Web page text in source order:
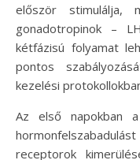
először stimulálja,
gonadotropinok –
kétfázisú folyamat
pontos
kezelési
Az első napokban
receptorok